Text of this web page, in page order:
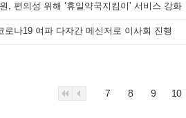
, 편의성 위해 ‘휴일약국지킴이’ 서비스 강화
로나19 여파 다자간 메신저로 이사회 진행
7 8 9 10